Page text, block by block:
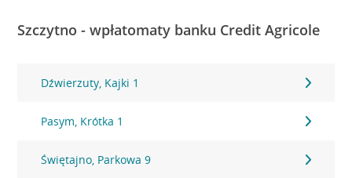
Szczytno - wpłatomaty banku Credit Agricole
Dźwierzuty, Kajki 1
Pasym, Krótka 1
Świętajno, Parkowa 9